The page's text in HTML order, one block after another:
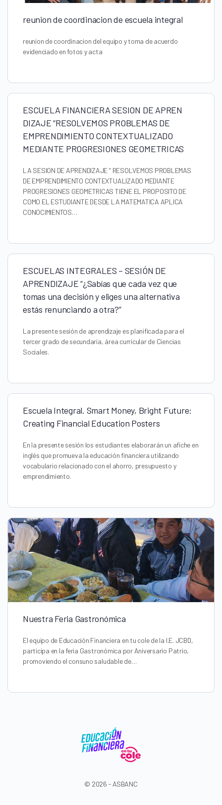
reunion de coordinacion de escuela integral
reunion de coordinacion del equipo y toma de acuerdo
evidenciado en fotos y acta
ESCUELA FINANCIERA SESION DE APREN
DIZAJE “RESOLVEMOS PROBLEMAS DE
EMPRENDIMIENTO CONTEXTUALIZADO
MEDIANTE PROGRESIONES GEOMETRICAS
LA SESION DE APRENDIZAJE ” RESOLVEMOS PROBLEMAS
DE EMPRENDIMIENTO CONTEXTUALIZADO MEDIANTE
PROGRESIONES GEOMETRICAS TIENE EL PROPOSITO DE
COMO EL ESTUDIANTE DESDE LA MATEMATICA APLICA
CONOCIMIENTOS…
ESCUELAS INTEGRALES – SESIÓN DE
APRENDIZAJE “¿Sabías que cada vez que
tomas una decisión y eliges una alternativa
estás renunciando a otra?”
La presente sesión de aprendizaje es planificada para el
tercer grado de secundaria, área curricular de Ciencias
Sociales.
Escuela Integral. Smart Money, Bright Future:
Creating Financial Education Posters
En la presente sesión los estudiantes elaborarán un afiche en
inglés que promueva la educación financiera utilizando
vocabulario relacionado con el ahorro, presupuesto y
emprendimiento.
Nuestra Feria Gastronómica
El equipo de Educación Financiera en tu cole de la I.E. JCBD,
participa en la feria Gastronómica por Aniversario Patrio,
promoviendo el consuno saludable de…
© 2026 - ASBANC